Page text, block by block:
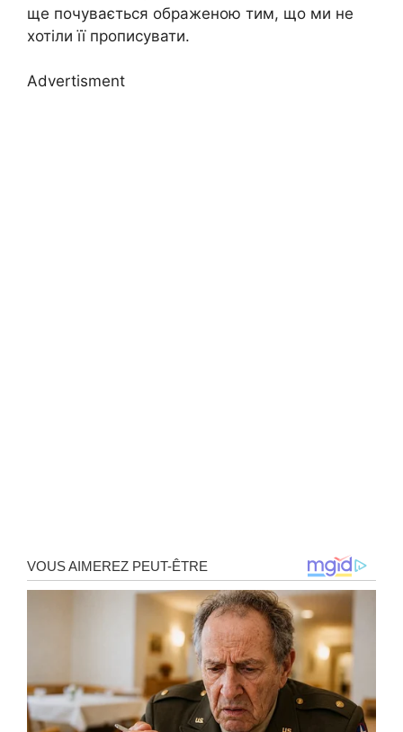
ще почувається ображеною тим, що ми не
хотіли її прописувати.
Advertisment